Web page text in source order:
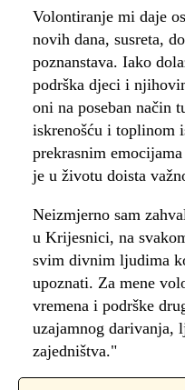
Volontiranje mi daje
novih dana, susreta,
poznanstava. Iako
podrška djeci i
oni na poseban način
iskrenošću i toplinom
prekrasnim
je u životu doista
Neizmjerno sam
u Krijesnici, na
svim divnim ljudima
upoznati. Za mene
vremena i podrške
uzajamnog darivanja,
zajedništva."